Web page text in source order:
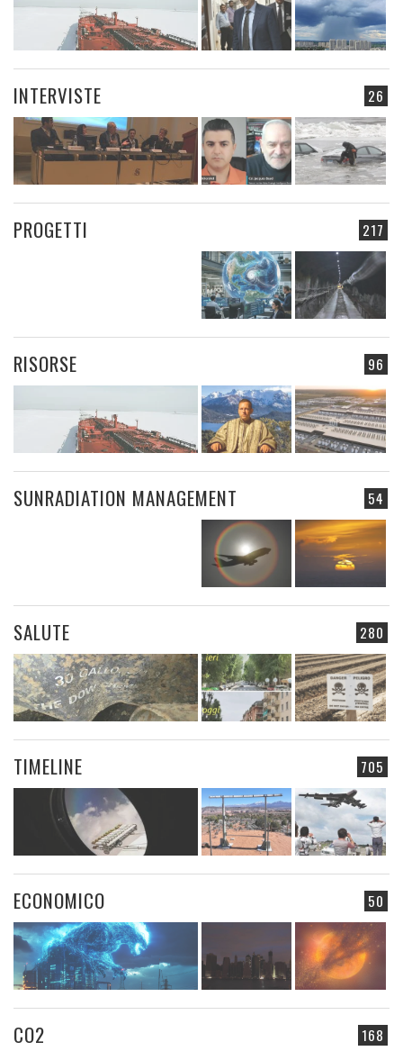
26
INTERVISTE
217
PROGETTI
96
RISORSE
54
SUNRADIATION MANAGEMENT
280
SALUTE
705
TIMELINE
50
ECONOMICO
168
CO2